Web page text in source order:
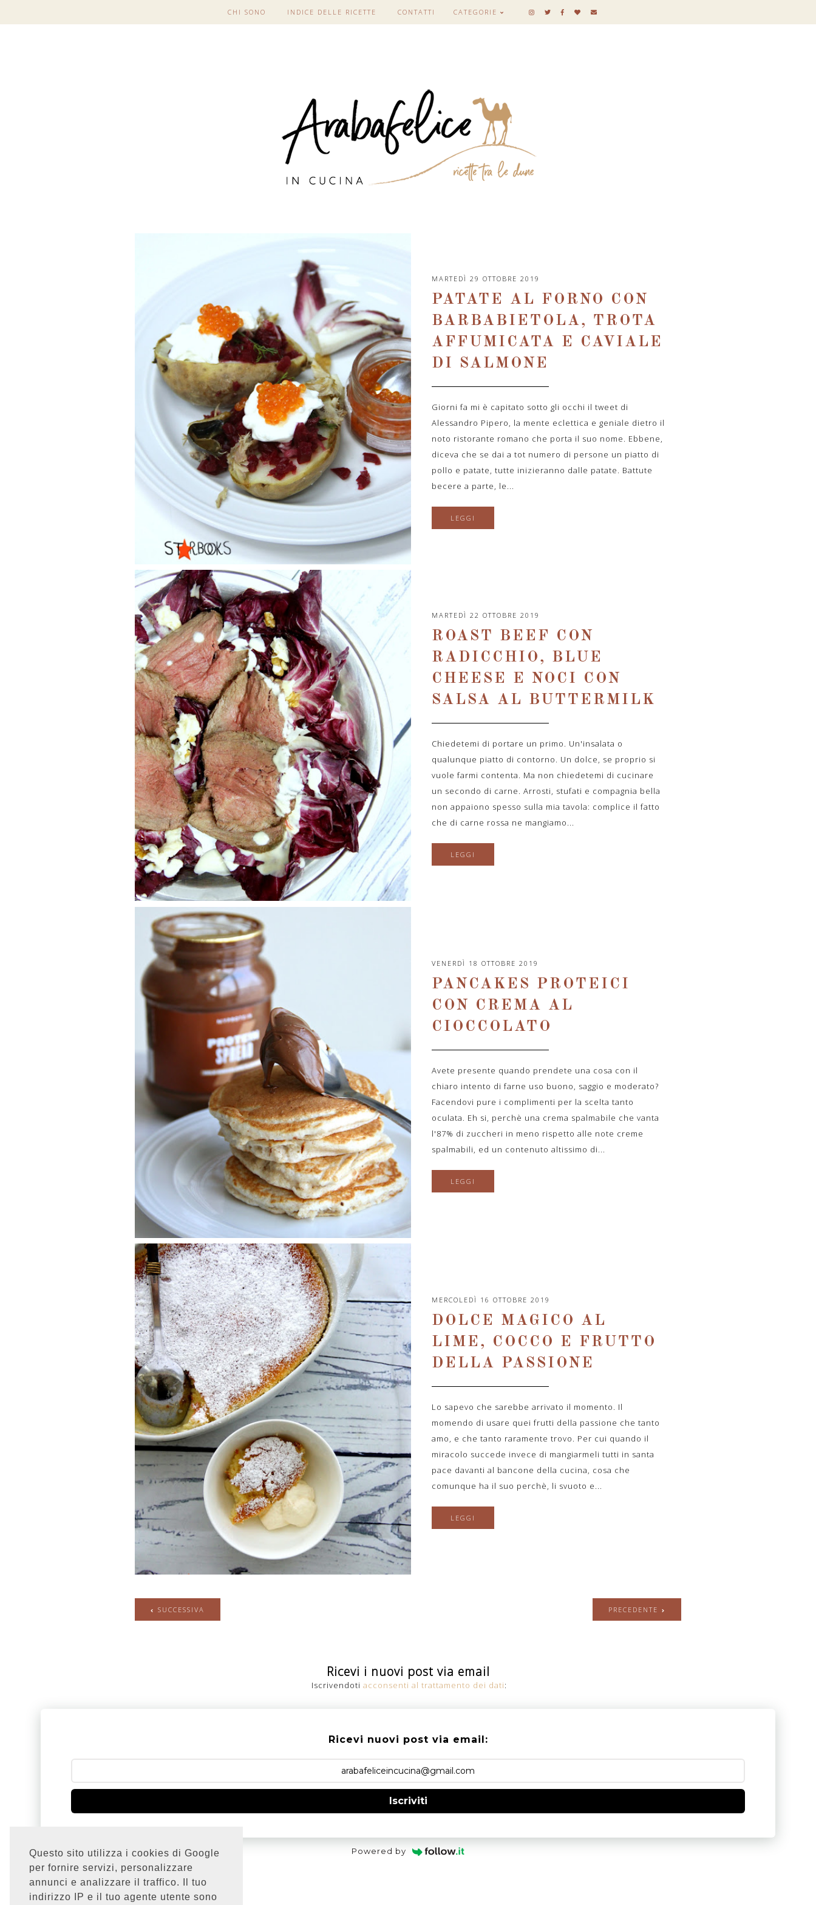
Questo sito utilizza i cookies di Google
per fornire servizi, personalizzare
annunci e analizzare il traffico. Il tuo
indirizzo IP e il tuo agente utente sono
CHI SONO INDICE DELLE RICETTE CONTATTI CATEGORIE
MARTEDÌ 29 OTTOBRE 2019
PATATE AL FORNO CON
BARBABIETOLA, TROTA
AFFUMICATA E CAVIALE
DI SALMONE
Giorni fa mi è capitato sotto gli occhi il tweet di
Alessandro Pipero, la mente eclettica e geniale dietro il
noto ristorante romano che porta il suo nome. Ebbene,
diceva che se dai a tot numero di persone un piatto di
pollo e patate, tutte inizieranno dalle patate. Battute
becere a parte, le...
LEGGI
MARTEDÌ 22 OTTOBRE 2019
ROAST BEEF CON
RADICCHIO, BLUE
CHEESE E NOCI CON
SALSA AL BUTTERMILK
Chiedetemi di portare un primo. Un'insalata o
qualunque piatto di contorno. Un dolce, se proprio si
vuole farmi contenta. Ma non chiedetemi di cucinare
un secondo di carne. Arrosti, stufati e compagnia bella
non appaiono spesso sulla mia tavola: complice il fatto
che di carne rossa ne mangiamo...
LEGGI
VENERDÌ 18 OTTOBRE 2019
PANCAKES PROTEICI
CON CREMA AL
CIOCCOLATO
Avete presente quando prendete una cosa con il
chiaro intento di farne uso buono, saggio e moderato?
Facendovi pure i complimenti per la scelta tanto
oculata. Eh si, perchè una crema spalmabile che vanta
l'87% di zuccheri in meno rispetto alle note creme
spalmabili, ed un contenuto altissimo di...
LEGGI
MERCOLEDÌ 16 OTTOBRE 2019
DOLCE MAGICO AL
LIME, COCCO E FRUTTO
DELLA PASSIONE
Lo sapevo che sarebbe arrivato il momento. Il
momendo di usare quei frutti della passione che tanto
amo, e che tanto raramente trovo. Per cui quando il
miracolo succede invece di mangiarmeli tutti in santa
pace davanti al bancone della cucina, cosa che
comunque ha il suo perchè, li svuoto e...
LEGGI
SUCCESSIVA PRECEDENTE
Ricevi i nuovi post via email
Iscrivendoti acconsenti al trattamento dei dati:
Ricevi nuovi post via email:
Iscriviti
Powered by
SEGUIMI SU
INSTAGRAM